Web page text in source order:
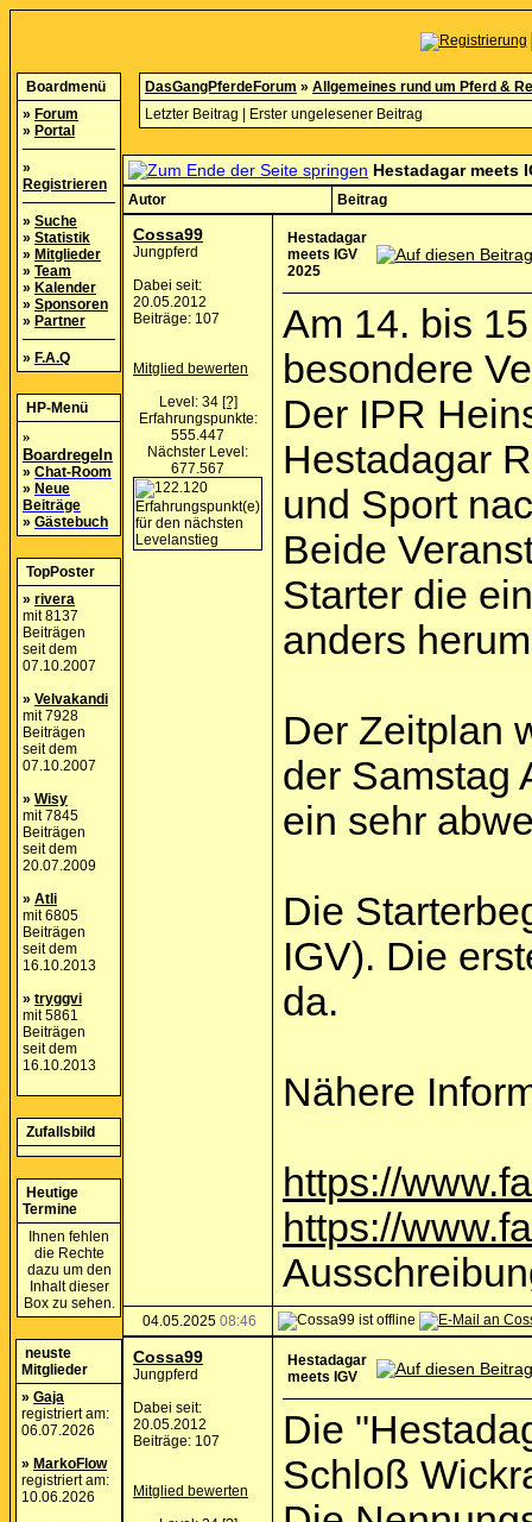
Boardmenü
» Forum
» Portal
»
Registrieren
» Suche
» Statistik
» Mitglieder
» Team
» Kalender
» Sponsoren
» Partner
» F.A.Q
HP-Menü
»
Boardregeln
» Chat-Room
» Neue
Beiträge
» Gästebuch
TopPoster
» rivera
mit 8137
Beiträgen
seit dem
07.10.2007
» Velvakandi
mit 7928
Beiträgen
seit dem
07.10.2007
» Wisy
mit 7845
Beiträgen
seit dem
20.07.2009
» Atli
mit 6805
Beiträgen
seit dem
16.10.2013
» tryggvi
mit 5861
Beiträgen
seit dem
16.10.2013
Zufallsbild
Heutige
Termine
Ihnen fehlen
die Rechte
dazu um den
Inhalt dieser
Box zu sehen.
neuste
Mitglieder
» Gaja
registriert am:
06.07.2026
» MarkoFlow
registriert am:
10.06.2026
DasGangPferdeForum » Allgemeines rund um Pferd &
Letzter Beitrag
Erster ungelesener Beitrag
Hestadagar meets
Autor Beitrag
Cossa99
Jungpferd
Dabei seit:
20.05.2012
Beiträge: 107
Mitglied bewerten
Level: 34 [?]
Erfahrungspunkte:
555.447
Nächster Level:
677.567
Hestadagar
meets IGV
2025
Am 14. bis
besondere
Der IPR
Hestadagar
und Sport
Beide
Starter die
anders
Der Zeitplan
der Samstag
ein sehr
Die
IGV). Die
da.
Nähere
https://
https://
04.05.2025 08:46
Cossa99
Jungpferd
Dabei seit:
20.05.2012
Beiträge: 107
Mitglied bewerten
Hestadagar
meets IGV
Die
Schloß